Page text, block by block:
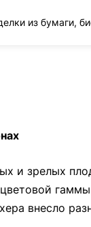
и зрелых
внесло